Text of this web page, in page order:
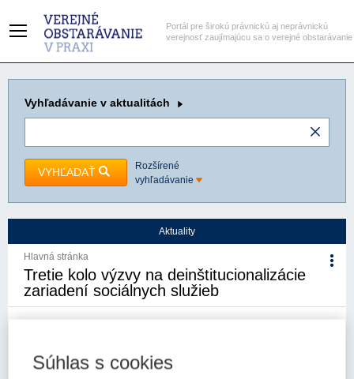
Portál pre širokú právnickú aj neprávnickú
verejnosť zaujímajúcu sa o verejné obstarávanie
Vyhľadávanie v aktualitách
VYHĽADAŤ
Rozšírené
vyhľadávanie
Aktuality
Hlavná stránka
Tretie kolo výzvy na deinštitucionalizácie
zariadení sociálnych služieb
Súhlas s cookies